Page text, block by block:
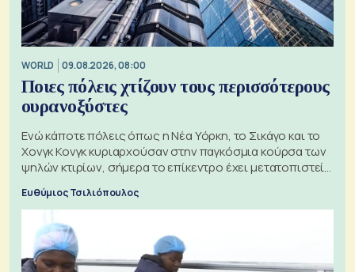
WORLD 09.08.2026, 08:00
Ποιες πόλεις χτίζουν τους περισσότερους
ουρανοξύστες
Ενώ κάποτε πόλεις όπως η Νέα Υόρκη, το Σικάγο και το
Χονγκ Κονγκ κυριαρχούσαν στην παγκόσμια κούρσα των
ψηλών κτιρίων, σήμερα το επίκεντρο έχει μετατοπιστεί
Ευθύμιος Τσιλιόπουλος